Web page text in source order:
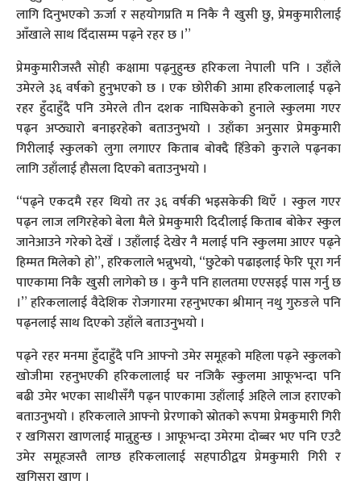
लागि दिनुभएको ऊर्जा र सहयोगप्रति म निकै नै खुसी छु, प्रेमकुमारीलाई
आँखाले साथ दिँदासम्म पढ्ने रहर छ ।”
प्रेमकुमारीजस्तै सोही कक्षामा पढ्नुहुन्छ हरिकला नेपाली पनि । उहाँले
उमेरले ३६ वर्षको हुनुभएको छ । एक छोरीकी आमा हरिकलालाई पढ्ने
रहर हुँदाहुँदै पनि उमेरले तीन दशक नाघिसकेको हुनाले स्कुलमा गएर
पढ्न अप्ठ्यारो बनाइरहेको बताउनुभयो । उहाँका अनुसार प्रेमकुमारी
गिरीलाई स्कुलको लुगा लगाएर किताब बोक्दै हिँडेको कुराले पढ्नका
लागि उहाँलाई हौसला दिएको बताउनुभयो ।
“पढ्ने एकदमै रहर थियो तर ३६ वर्षकी भइसकेकी थिएँ । स्कुल गएर
पढ्न लाज लगिरहेको बेला मैले प्रेमकुमारी दिदीलाई किताब बोकेर स्कुल
जानेआउने गरेको देखेँ । उहाँलाई देखेर नै मलाई पनि स्कुलमा आएर पढ्ने
हिम्मत मिलेको हो”, हरिकलाले भन्नुभयो, “छुटेको पढाइलाई फेरि पूरा गर्न
पाएकामा निकै खुसी लागेको छ । कुनै पनि हालतमा एएसइई पास गर्नु छ
।” हरिकलालाई वैदेशिक रोजगारमा रहनुभएका श्रीमान् नथु गुरुङले पनि
पढ्नलाई साथ दिएको उहाँले बताउनुभयो ।
पढ्ने रहर मनमा हुँदाहुँदै पनि आफ्नो उमेर समूहको महिला पढ्ने स्कुलको
खोजीमा रहनुभएकी हरिकलालाई घर नजिकै स्कुलमा आफूभन्दा पनि
बढी उमेर भएका साथीसँगै पढ्न पाएकामा उहाँलाई अहिले लाज हराएको
बताउनुभयो । हरिकलाले आफ्नो प्रेरणाको स्रोतको रूपमा प्रेमकुमारी गिरी
र खगिसरा खाणलाई मान्नुहुन्छ । आफूभन्दा उमेरमा दोब्बर भए पनि एउटै
उमेर समूहजस्तै लाग्छ हरिकलालाई सहपाठीद्वय प्रेमकुमारी गिरी र
खगिसरा खाण ।